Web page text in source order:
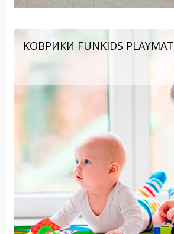
КОВРИКИ FUNKIDS PLAYMAT